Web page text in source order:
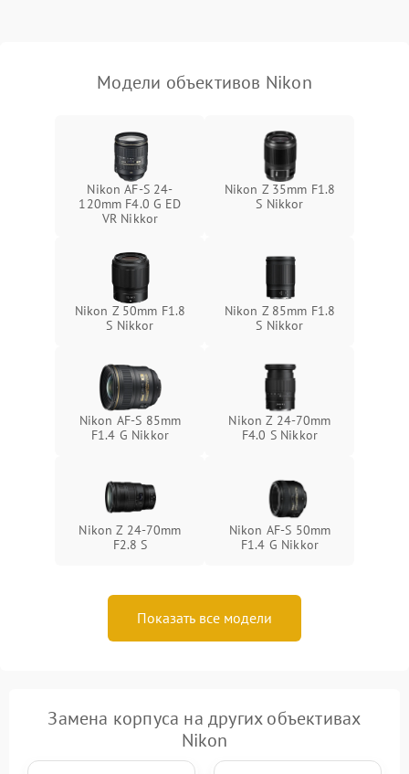
Модели объективов Nikon
Nikon AF-S 24-
120mm F4.0 G ED
VR Nikkor
Nikon Z 35mm F1.8
S Nikkor
Nikon Z 50mm F1.8
S Nikkor
Nikon Z 85mm F1.8
S Nikkor
Nikon AF-S 85mm
F1.4 G Nikkor
Nikon Z 24-70mm
F4.0 S Nikkor
Nikon Z 24-70mm
F2.8 S
Nikon AF-S 50mm
F1.4 G Nikkor
Показать все модели
Замена корпуса на других объективах
Nikon